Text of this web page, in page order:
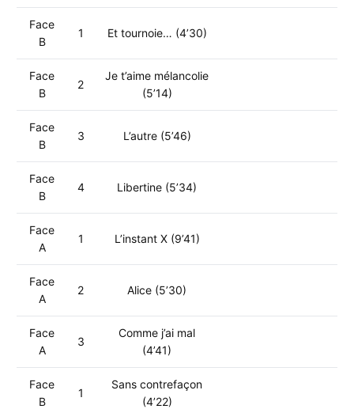
Face
B
1 Et tournoie… (4’30)
Face
B
2
Je t’aime mélancolie
(5’14)
Face
B
3 L’autre (5’46)
Face
B
4 Libertine (5’34)
Face
A
1 L’instant X (9’41)
Face
A
2 Alice (5’30)
Face
A
3
Comme j’ai mal
(4’41)
Face
B
1
Sans contrefaçon
(4’22)